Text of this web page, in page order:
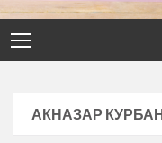
АКНАЗАР